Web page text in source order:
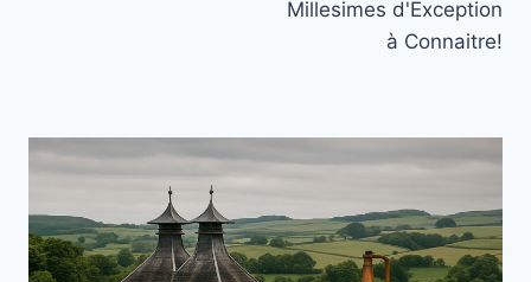
Millesimes d'Exception
à Connaitre!